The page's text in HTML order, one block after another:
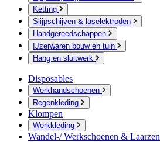
Ketting
Slijpschijven & laselektroden
Handgereedschappen
IJzerwaren bouw en tuin
Hang en sluitwerk
Disposables
Werkhandschoenen
Regenkleding
Klompen
Werkkleding
Wandel-/ Werkschoenen & Laarzen